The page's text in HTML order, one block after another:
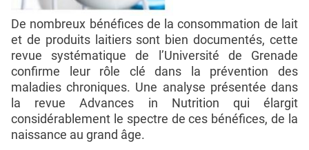
De nombreux bénéfices de la consommation de lait
et de produits laitiers sont bien documentés, cette
revue systématique de l’Université de Grenade
confirme leur rôle clé dans la prévention des
maladies chroniques. Une analyse présentée dans
la revue Advances in Nutrition qui élargit
considérablement le spectre de ces bénéfices, de la
naissance au grand âge.